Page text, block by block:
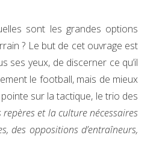
sont les grandes options
? Le but de cet ouvrage est
yeux, de discerner ce qu’il
le football, mais de mieux
sur la tactique, le trio des
repères et la culture nécessaires
des oppositions d’entraîneurs,